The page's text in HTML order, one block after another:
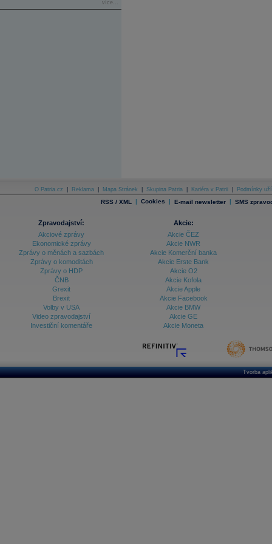
více...
O Patria.cz Reklama Mapa Stránek Skupina Patria Kariéra v Patrii Podmínky
RSS / XML | Cookies | E-mail newsletter | SMS
Zpravodajství:
Akciové zprávy
Ekonomické zprávy
Zprávy o měnách a sazbách
Zprávy o komoditách
Zprávy o HDP
ČNB
Grexit
Brexit
Volby v USA
Video zpravodajství
Investiční komentáře
Akcie:
Akcie ČEZ
Akcie NWR
Akcie Komerční banka
Akcie Erste Bank
Akcie O2
Akcie Kofola
Akcie Apple
Akcie Facebook
Akcie BMW
Akcie GE
Akcie Moneta
Tvorba